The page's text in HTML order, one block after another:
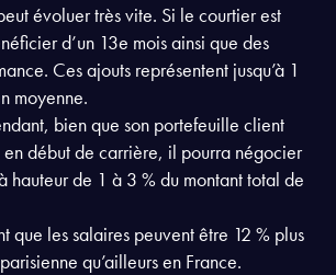
évoluer très vite. Si le courtier est
d’un 13e mois ainsi que des
Ces ajouts représentent jusqu’à 1
moyenne.
bien que son portefeuille client
début de carrière, il pourra négocier
hauteur de 1 à 3 % du montant total de
que les salaires peuvent être 12 % plus
qu’ailleurs en France.